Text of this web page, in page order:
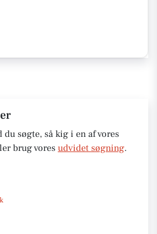
du søgte, så kig i en af vores
brug vores udvidet søgning.